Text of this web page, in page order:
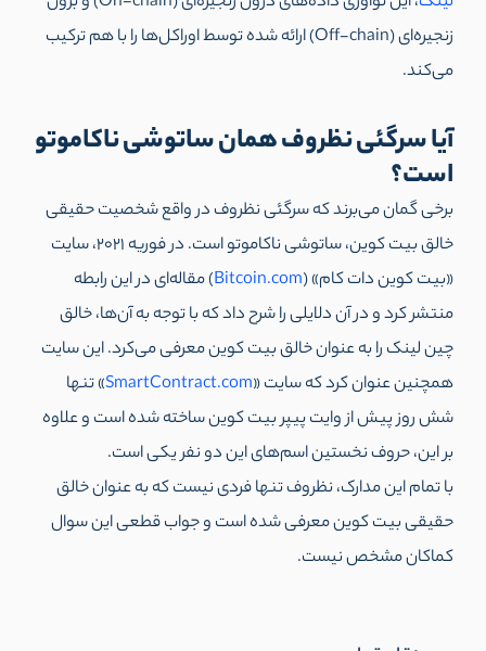
زنجیره‌ای (Off-chain) ارائه شده توسط اوراکل‌ها را با هم ترکیب
می‌کند.
آیا سرگئی نظروف همان ساتوشی ناکاموتو
است؟
برخی گمان می‌برند که سرگئی نظروف در واقع شخصیت حقیقی
خالق بیت کوین، ساتوشی ناکاموتو است. در فوریه 2021، سایت
«بیت کوین دات کام» (Bitcoin.com) مقاله‌ای در این رابطه
منتشر کرد و در آن دلایلی را شرح داد که با توجه به آن‌ها، خالق
چین لینک را به عنوان خالق بیت کوین معرفی می‌کرد. این سایت
همچنین عنوان کرد که سایت «SmartContract.com» تنها
شش روز پیش از وایت پیپر بیت کوین ساخته شده است و علاوه
بر این، حروف نخستین اسم‌های این دو نفر یکی است.
با تمام این مدارک، نظروف تنها فردی نیست که به عنوان خالق
حقیقی بیت کوین معرفی شده است و جواب قطعی این سوال
کماکان مشخص نیست.